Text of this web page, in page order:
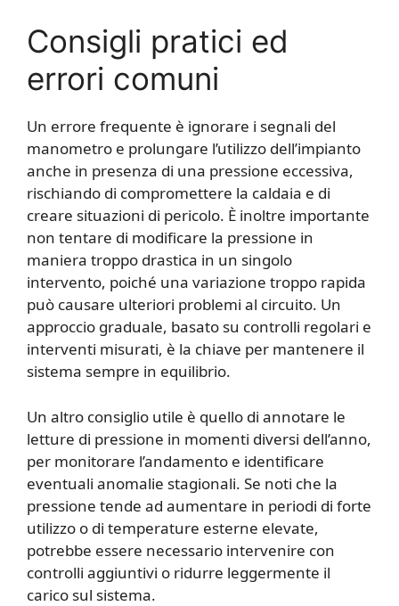
Consigli pratici ed
errori comuni
Un errore frequente è ignorare i segnali del
manometro e prolungare l’utilizzo dell’impianto
anche in presenza di una pressione eccessiva,
rischiando di compromettere la caldaia e di
creare situazioni di pericolo. È inoltre importante
non tentare di modificare la pressione in
maniera troppo drastica in un singolo
intervento, poiché una variazione troppo rapida
può causare ulteriori problemi al circuito. Un
approccio graduale, basato su controlli regolari e
interventi misurati, è la chiave per mantenere il
sistema sempre in equilibrio.
Un altro consiglio utile è quello di annotare le
letture di pressione in momenti diversi dell’anno,
per monitorare l’andamento e identificare
eventuali anomalie stagionali. Se noti che la
pressione tende ad aumentare in periodi di forte
utilizzo o di temperature esterne elevate,
potrebbe essere necessario intervenire con
controlli aggiuntivi o ridurre leggermente il
carico sul sistema.